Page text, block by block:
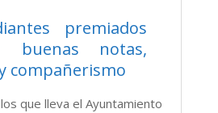
premiados
buenas notas,
compañerismo
que lleva el Ayuntamiento